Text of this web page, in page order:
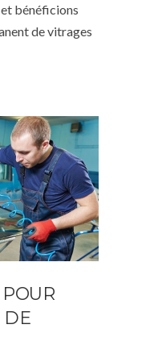
bénéficions
de vitrages
DE